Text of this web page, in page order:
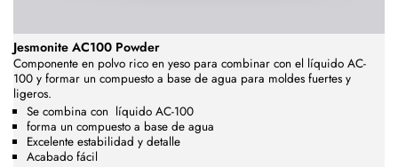
Jesmonite AC100 Powder
Componente en polvo rico en yeso para combinar con el líquido AC-
100 y formar un compuesto a base de agua para moldes fuertes y
ligeros.
Se combina con líquido AC-100
forma un compuesto a base de agua
Excelente estabilidad y detalle
Acabado fácil